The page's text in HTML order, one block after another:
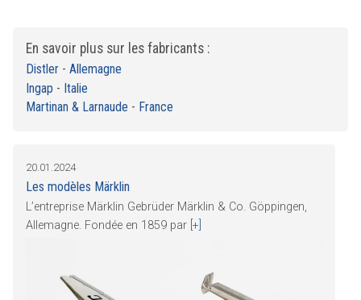
En savoir plus sur les fabricants :
Distler - Allemagne
Ingap - Italie
Martinan & Larnaude - France
20.01.2024
Les modèles Märklin
L’entreprise Märklin Gebrüder Märklin & Co. Göppingen,
Allemagne. Fondée en 1859 par [+]